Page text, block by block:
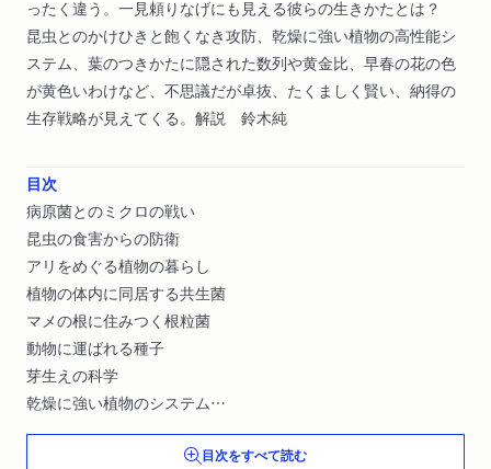
ったく違う。一見頼りなげにも見える彼らの生きかたとは？
昆虫とのかけひきと飽くなき攻防、乾燥に強い植物の高性能シ
ステム、葉のつきかたに隠された数列や黄金比、早春の花の色
が黄色いわけなど、不思議だが卓抜、たくましく賢い、納得の
生存戦略が見えてくる。解説 鈴木純
目次
病原菌とのミクロの戦い
昆虫の食害からの防衛
アリをめぐる植物の暮らし
植物の体内に同居する共生菌
マメの根に住みつく根粒菌
動物に運ばれる種子
芽生えの科学
乾燥に強い植物のシステム
植物に潜む暗号
他者を利用するつる植物 目次をすべて読む